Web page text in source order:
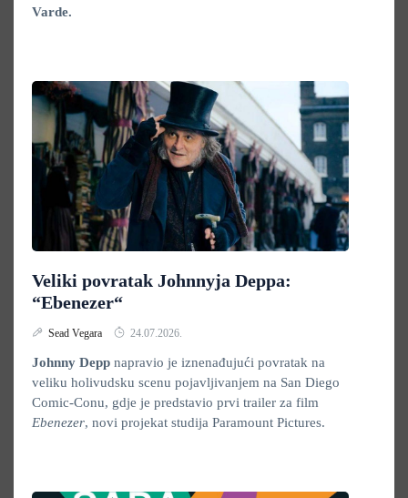
Varde.
Veliki povratak Johnnyja Deppa:
“Ebenezer“
Sead Vegara 24.07.2026.
Johnny Depp napravio je iznenađujući povratak na
veliku holivudsku scenu pojavljivanjem na San Diego
Comic-Conu, gdje je predstavio prvi trailer za film
Ebenezer, novi projekat studija Paramount Pictures.